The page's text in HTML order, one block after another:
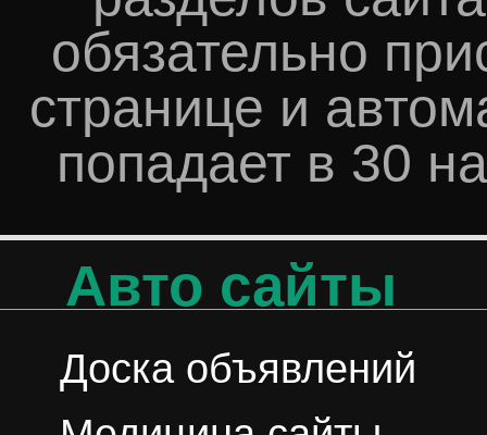
обязательно
странице и
попадает в 30
Авто сайты
Доска объявлений